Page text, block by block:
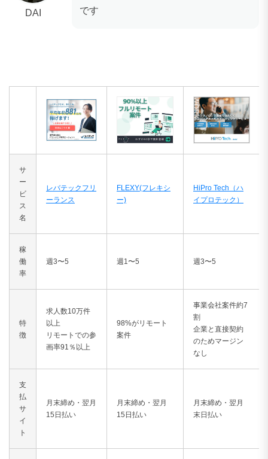
DAI
です
サ
ー
ビ
ス
名
レバテックフリ
ーランス
FLEXY(フレキシ
ー)
HiPro Tech（ハ
イプロテック）
稼
働
率
週3〜5 週1〜5 週3〜5
特
徴
求人数10万件
以上
リモートでの参
画率91％以上
98%がリモート
案件
事業会社案件約7
割
企業と直接契約
のためマージン
なし
支
払
サ
イ
ト
月末締め・翌月
15日払い
月末締め・翌月
15日払い
月末締め・翌月
末日払い